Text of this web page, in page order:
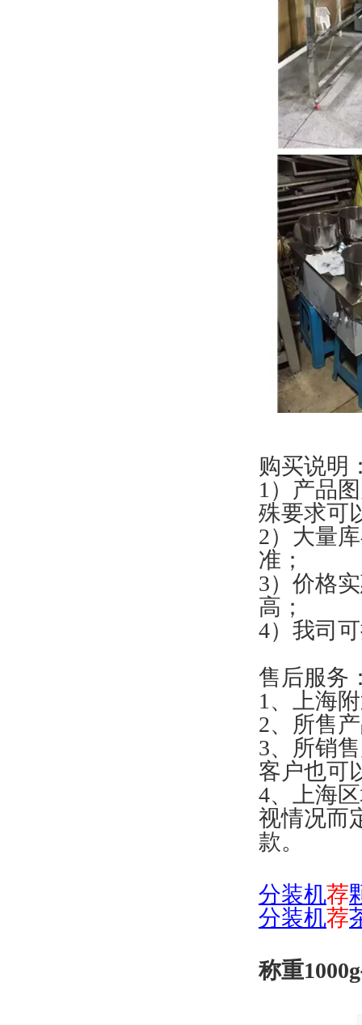
购买说明
1）产品
殊要求可
2）大量
准；
3）价格
高；
4）我司
售后服务
1、上海
2、所售
3、所销
客户也可
4、上海
视情况而
款。
分装机荐
分装机荐
称重